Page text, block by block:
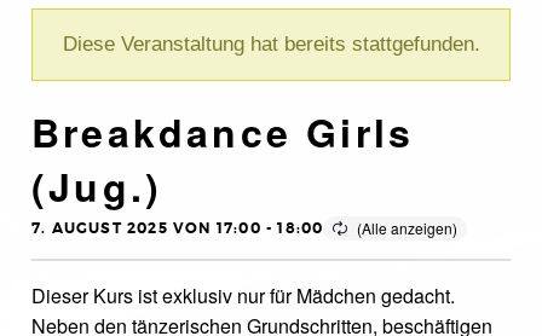
Diese Veranstaltung hat bereits stattgefunden.
Breakdance Girls
(Jug.)
7. AUGUST 2025 VON 17:00 -18:00
Dieser Kurs ist exklusiv nur für Mädchen gedacht.
Neben den tänzerischen Grundschritten, beschäftigen